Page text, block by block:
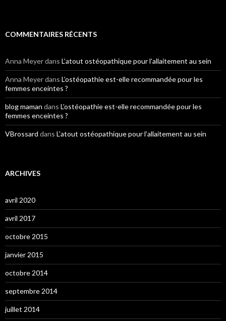
COMMENTAIRES RÉCENTS
Anna Meyerdans L’atout ostéopathique pour l’allaitement au sein
Anna Meyerdans L’ostéopathie est-elle recommandée pour les
femmes enceintes ?
blog maman dans L’ostéopathie est-elle recommandée pour les
femmes enceintes ?
VBrossard dans L’atout ostéopathique pour l’allaitement au sein
ARCHIVES
avril 2020
avril 2017
octobre 2015
janvier 2015
octobre 2014
septembre 2014
juillet 2014